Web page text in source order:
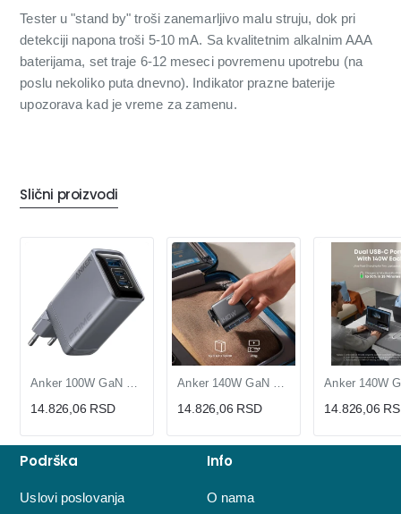
Tester u "stand by" troši zanemarljivo malu struju, dok pri
detekciji napona troši 5-10 mA. Sa kvalitetnim alkalnim AAA
baterijama, set traje 6-12 meseci povremenu upotrebu (na
poslu nekoliko puta dnevno). Indikator prazne baterije
upozorava kad je vreme za zamenu.
Slični proizvodi
Anker 100W GaN punjač sa 3 porta (MOB03238)
14.826,06 RSD
Anker 140W GaN punjač kompaktan USB-C (MOB03342)
14.826,06 RSD 14.826,06
Podrška
Uslovi poslovanja
Info
O nama